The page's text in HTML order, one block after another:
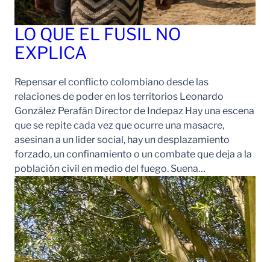
LO QUE EL FUSIL NO
EXPLICA
Repensar el conflicto colombiano desde las
relaciones de poder en los territorios Leonardo
González Perafán Director de Indepaz Hay una escena
que se repite cada vez que ocurre una masacre,
asesinan a un líder social, hay un desplazamiento
forzado, un confinamiento o un combate que deja a la
población civil en medio del fuego. Suena…